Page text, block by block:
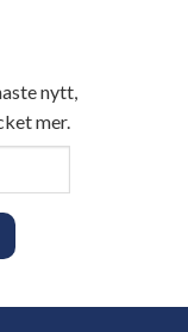
nytt,
mer.